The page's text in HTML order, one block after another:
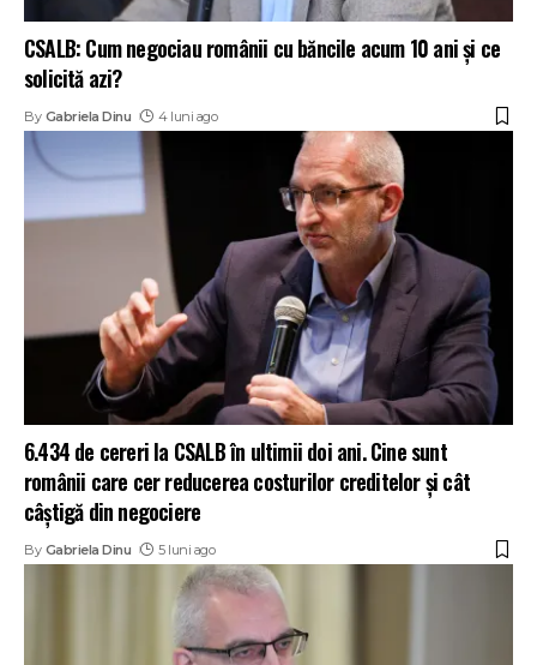
CSALB: Cum negociau românii cu băncile acum 10 ani și ce
solicită azi?
By Gabriela Dinu 4 luni ago
6.434 de cereri la CSALB în ultimii doi ani. Cine sunt
românii care cer reducerea costurilor creditelor și cât
câștigă din negociere
By Gabriela Dinu 5 luni ago